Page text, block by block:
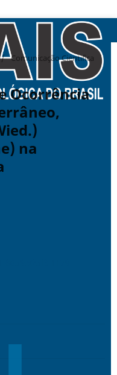
/ Comunicação Cientifica
Ocorrência
na